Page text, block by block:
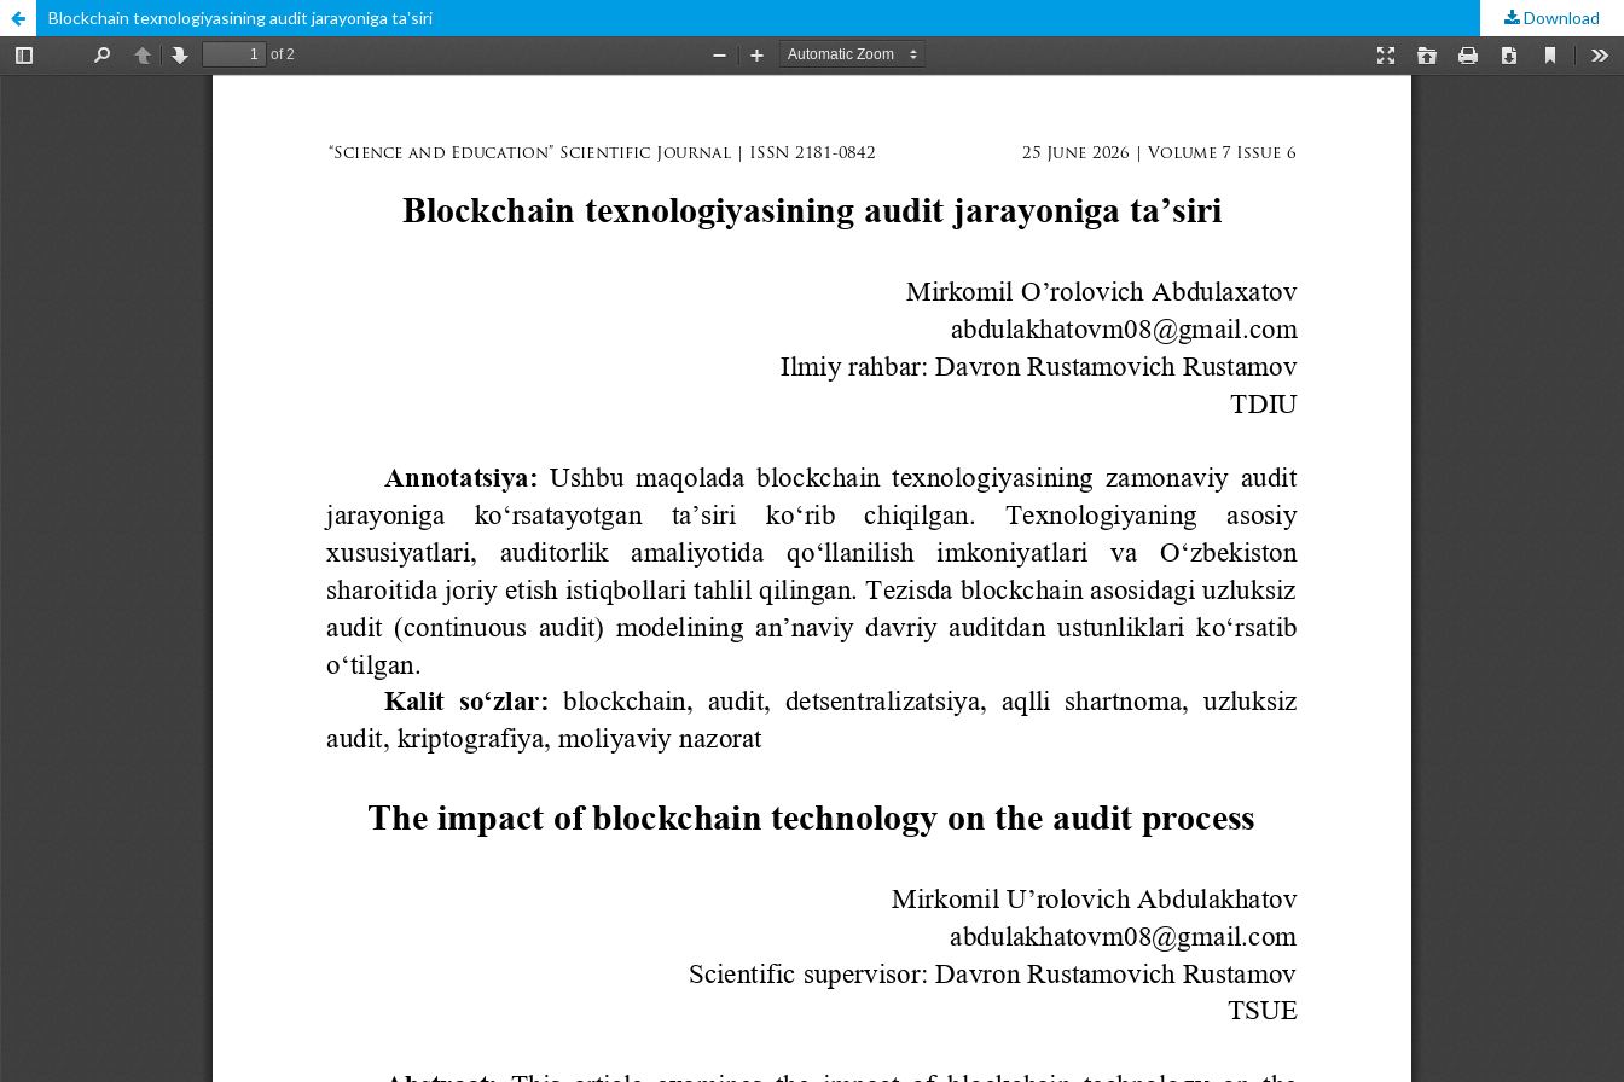
Blockchain texnologiyasining audit jarayoniga taʼsiri Download